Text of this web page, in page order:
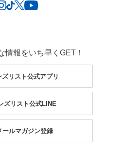
情報をいち早くGET！
ズリスト公式アプリ
ズリスト公式LINE
ールマガジン登録